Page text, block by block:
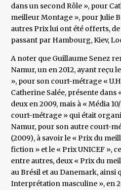
dans un second Rôle », pour
meilleur Montage », pour Julie
autres Prix lui ont été offerts,
passant par Hambourg, Kiev,
A noter que Guillaume Senez
Namur, un en 2012, ayant reçu
», pour son court-métrage «
Catherine Salée, présente dans
deux en 2009, mais à « Média
court-métrage » qui était
Namur, pour son autre court-
(2009), à savoir le « Prix du
fiction » et le « Prix UNICEF »,
entre autres, deux « Prix du
au Brésil et au Danemark, ainsi
Interprétation masculine », en